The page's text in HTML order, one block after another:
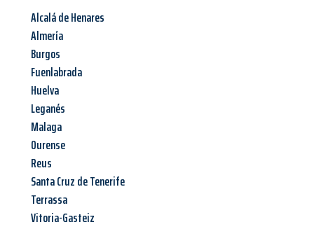
Alcalá de Henares
Almería
Burgos
Fuenlabrada
Huelva
Leganés
Malaga
Ourense
Reus
Santa Cruz de Tenerife
Terrassa
Vitoria-Gasteiz